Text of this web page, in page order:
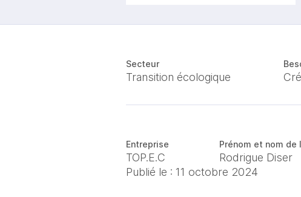
Secteur
Transition écologique
Entreprise
TOP.E.C
Prénom et nom
Rodrigue Diser
Publié le : 11 octobre 2024